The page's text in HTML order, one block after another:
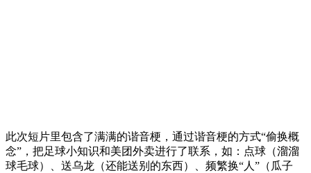
此次短片里包含了满满的谐音梗，通过谐音梗的方式“偷换概
念”，把足球小知识和美团外卖进行了联系，如：点球（溜溜
球毛球）、送乌龙（还能送别的东西）、频繁换“人”（瓜子